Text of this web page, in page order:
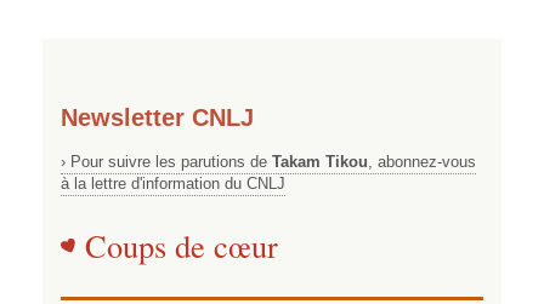
Newsletter CNLJ
› Pour suivre les parutions de Takam Tikou, abonnez-vous
à la lettre d'information du CNLJ
Coups de cœur